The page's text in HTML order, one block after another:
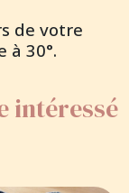
de votre
à 30°.
intéressé